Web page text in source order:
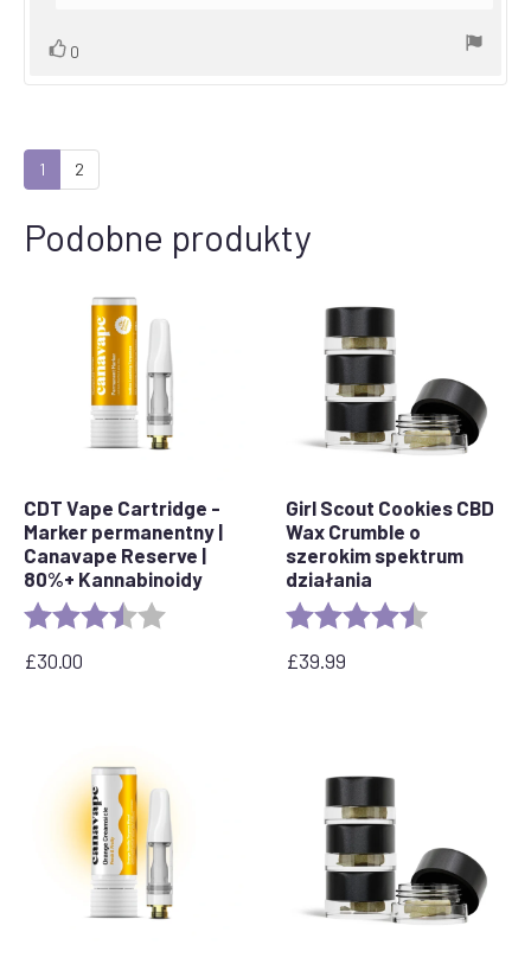
Vote
0
1 2
Podobne produkty
CDT Vape Cartridge -
Marker permanentny |
Canavape Reserve |
80%+ Kannabinoidy
Rating: 3.7 out of 5 stars
£30.00
Girl Scout Cookies CBD
Wax Crumble o
szerokim spektrum
działania
Rating: 4.6 out of 5
£39.99